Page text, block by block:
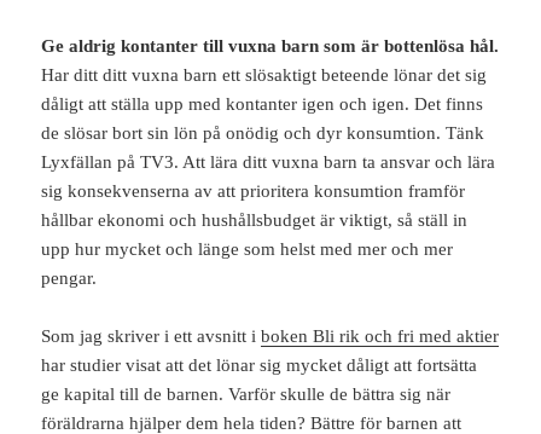
Ge aldrig kontanter till vuxna barn som är bottenlösa hål.
Har ditt ditt vuxna barn ett slösaktigt beteende lönar det sig
dåligt att ställa upp med kontanter igen och igen. Det finns
de slösar bort sin lön på onödig och dyr konsumtion. Tänk
Lyxfällan på TV3. Att lära ditt vuxna barn ta ansvar och lära
sig konsekvenserna av att prioritera konsumtion framför
hållbar ekonomi och hushållsbudget är viktigt, så ställ in
upp hur mycket och länge som helst med mer och mer
pengar.
Som jag skriver i ett avsnitt iboken Bli rik och fri med aktier
har studier visat att det lönar sig mycket dåligt att fortsätta
ge kapital till de barnen. Varför skulle de bättra sig när
föräldrarna hjälper dem hela tiden? Bättre för barnen att